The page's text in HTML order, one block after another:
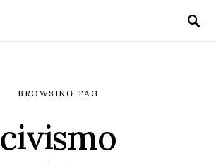
BROWSING TAG
civismo